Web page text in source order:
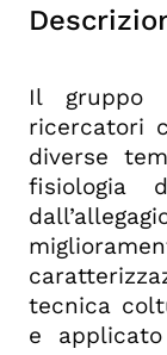
Il gruppo
ricercatori
diverse
fisiologia
tecnica
e